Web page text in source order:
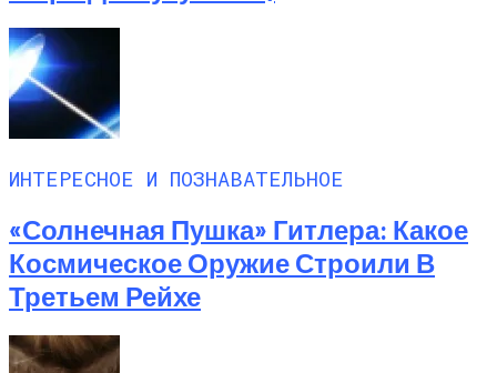
ИНТЕРЕСНОЕ И ПОЗНАВАТЕЛЬНОЕ
«Солнечная Пушка» Гитлера: Какое
Космическое Оружие Строили В
Третьем Рейхе